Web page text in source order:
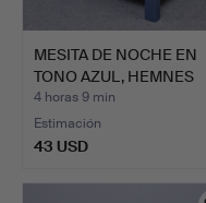
MESITA DE NOCHE EN
TONO AZUL, HEMNES
IKEA,…
4 horas 9 min
Estimación
43 USD